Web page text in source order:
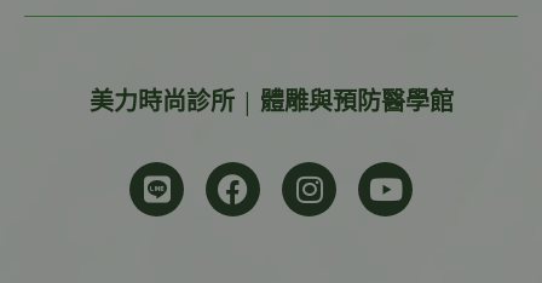
美力時尚診所 | 體雕與預防醫學館